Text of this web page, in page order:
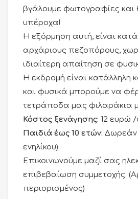
βγάλουμε φωτογραφίες
υπέροχα!
Η εξόρμηση αυτή, είναι
αρχάριους πεζοπόρους,
ιδιαίτερη απαίτηση σε
Η εκδρομή είναι κατάλληλη
και φυσικά μπορούμε να
τετράποδα μας φιλαράκια
Κόστος ξενάγησης: 12 ευρώ
Παιδιά έως 10 ετών: Δωρεάν
ενηλίκου)
Επικοινωνούμε μαζί σας
επιβεβαίωση συμμετοχής.
περιορισμένος)